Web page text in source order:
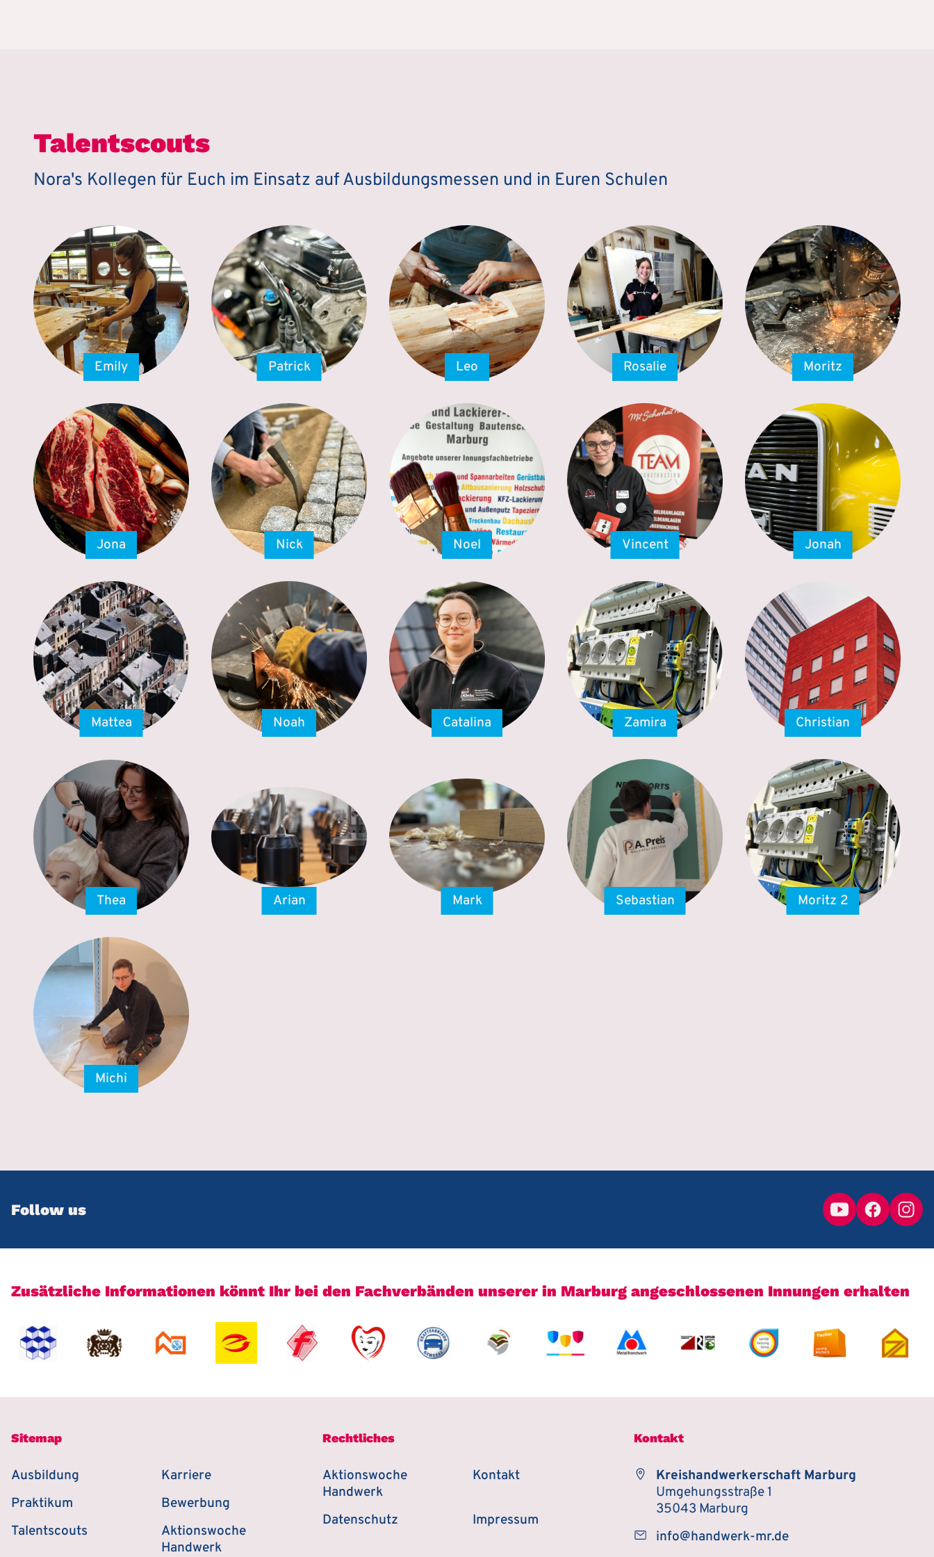
Talentscouts
Nora's Kollegen für Euch im Einsatz auf Ausbildungsmessen und in Euren Schulen
Emily Patrick Leo Rosalie Moritz
Jona Nick Noel Vincent Jonah
Mattea Noah Catalina Zamira Christian
Thea Arian Mark Sebastian Moritz 2
Michi
Follow us
Zusätzliche Informationen könnt Ihr bei den Fachverbänden unserer in Marburg angeschlossenen Innungen erhalten
Sitemap
Ausbildung
Karriere
Praktikum
Bewerbung
Talentscouts
Aktionswoche
Handwerk
Rechtliches
Aktionswoche
Handwerk
Kontakt
Datenschutz Impressum
Kontakt
Kreishandwerkerschaft Marburg
Umgehungsstraße 1
35043 Marburg
info@handwerk-mr.de